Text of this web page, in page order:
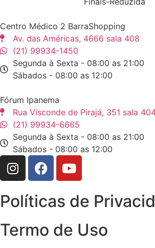
Centro Médico 2 BarraShopping
Av. das Américas, 4666 sala 408
(21) 99934-1450
Segunda à Sexta - 08:00 as 21:00
Sábados - 08:00 as 12:00
Fórum Ipanema
Rua Visconde de Pirajá, 351 sala
(21) 99934-6665
Segunda à Sexta - 08:00 as 21:00
Sábados - 08:00 as 12:00
Políticas de
Termo de Uso